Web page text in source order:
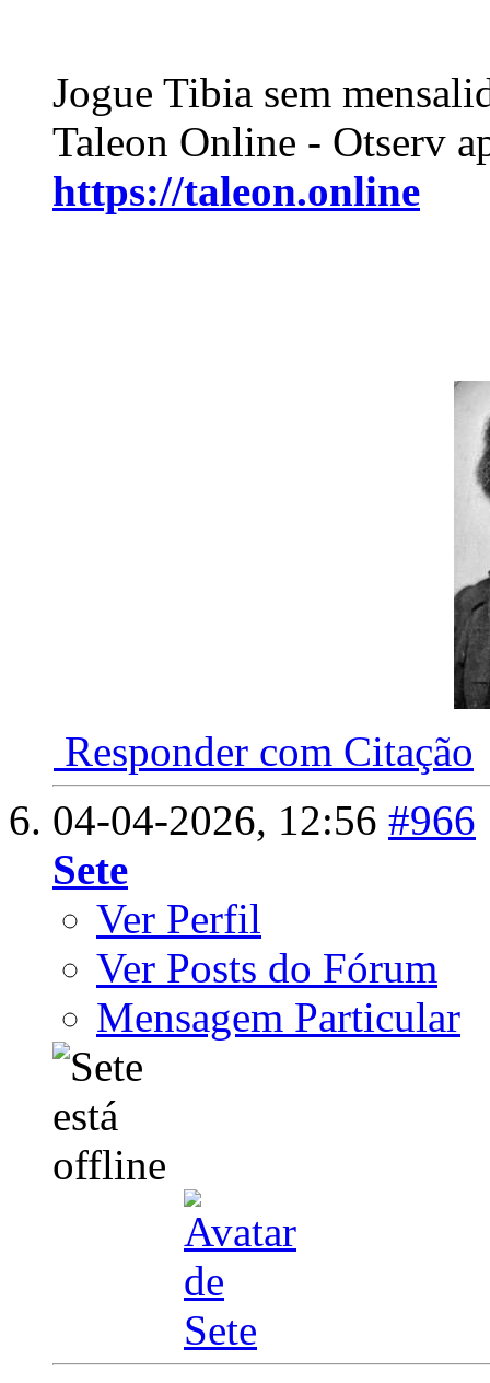
Jogue Tibia sem
Taleon Online - Otserv
https://taleon.online
Responder com Citação
04-04-2026, 12:56 #966
Sete
Ver Perfil
Ver Posts do Fórum
Mensagem Particular